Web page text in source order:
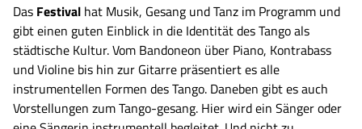
Das Festival hat Musik, Gesang und Tanz im Programm und
gibt einen guten Einblick in die Identität des Tango als
städtische Kultur. Vom Bandoneon über Piano, Kontrabass
und Violine bis hin zur Gitarre präsentiert es alle
instrumentellen Formen des Tango. Daneben gibt es auch
Vorstellungen zum Tango-gesang. Hier wird ein Sänger oder